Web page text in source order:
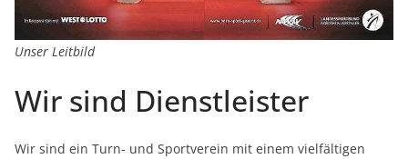
Unser Leitbild
Wir sind Dienstleister
Wir sind ein Turn- und Sportverein mit einem vielfältigen